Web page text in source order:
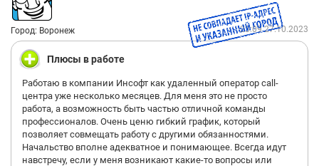
Город: Воронеж 23:09 27.10.2023
Плюсы в работе
Работаю в компании Инсофт как удаленный оператор call-
центра уже несколько месяцев. Для меня это не просто
работа, а возможность быть частью отличной команды
профессионалов. Очень ценю гибкий график, который
позволяет совмещать работу с другими обязанностями.
Начальство вполне адекватное и понимающее. Всегда идут
навстречу, если у меня возникают какие-то вопросы или